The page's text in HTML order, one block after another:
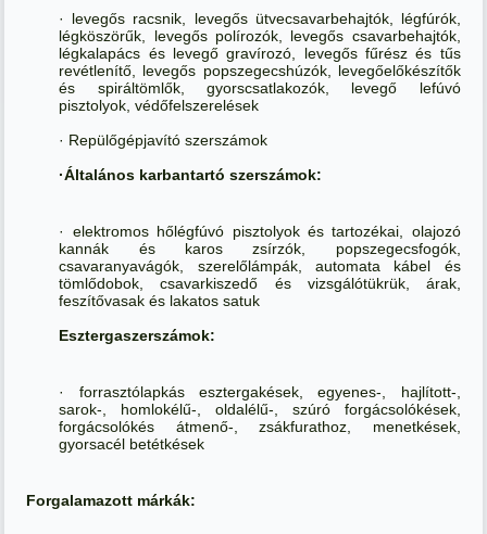
· levegős racsnik, levegős ütvecsavarbehajtók, légfúrók,
légköszörűk, levegős polírozók, levegős csavarbehajtók,
légkalapács és levegő gravírozó, levegős fűrész és tűs
revétlenítő, levegős popszegecshúzók, levegőelőkészítők
és spiráltömlők, gyorscsatlakozók, levegő lefúvó
pisztolyok, védőfelszerelések
· Repülőgépjavító szerszámok
·Általános karbantartó szerszámok:
· elektromos hőlégfúvó pisztolyok és tartozékai, olajozó
kannák és karos zsírzók, popszegecsfogók,
csavaranyavágók, szerelőlámpák, automata kábel és
tömlődobok, csavarkiszedő és vizsgálótükrük, árak,
feszítővasak és lakatos satuk
Esztergaszerszámok:
· forrasztólapkás esztergakések, egyenes-, hajlított-,
sarok-, homlokélű-, oldalélű-, szúró forgácsolókések,
forgácsolókés átmenő-, zsákfurathoz, menetkések,
gyorsacél betétkések
Forgalamazott márkák: